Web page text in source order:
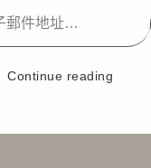
最新
弦如意箏｜旅行古箏 詳
Continue reading